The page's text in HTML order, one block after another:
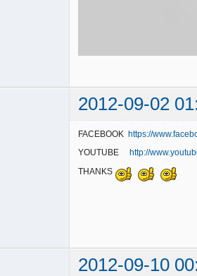
2012-09-02
FACEBOOK https://
YOUTUBE http://
THANKS
2012-09-10